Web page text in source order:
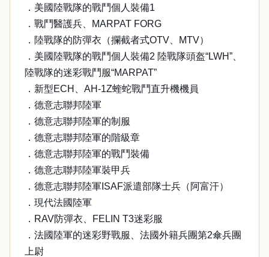
．美國陸戰隊的戰鬥個人裝備1
．戰鬥醫護兵、MARPAT FORG
．陸戰隊的防彈衣（攔截者式OTV、MTV）
．美國陸戰隊的戰鬥個人裝備2 陸戰隊頭盔“LWH”、
陸戰隊的迷彩戰鬥服“MARPAT”
．新型ECH、AH-1Z蝰蛇戰鬥直升機機員
．德意志聯邦陸軍
．德意志聯邦陸軍的制服
．德意志聯邦陸軍的階級章
．德意志聯邦陸軍的戰鬥裝備
．德意志聯邦陸軍裝甲兵
．德意志聯邦陸軍ISAF派遣部隊士兵（阿富汗）
．現代法國陸軍
．RAV防彈衣、FELIN T3迷彩服
．法國陸軍的迷彩野戰服、法國外籍兵團第2傘兵團
上尉